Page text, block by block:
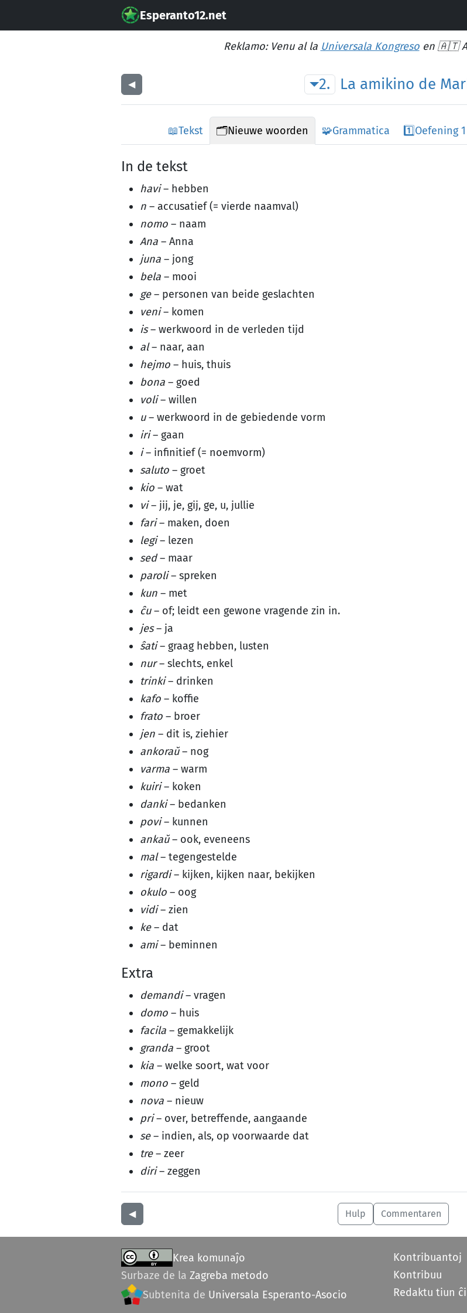
Esperanto12.net
Reklamo: Venu al la Universala Kongresoen 🇦🇹
◀︎ 2. La amikino de
📖Tekst 🗂️Nieuwe woorden 🧩Grammatica 1️⃣Oefening 1
In de tekst
havi– hebben
n – accusatief (= vierde naamval)
nomo – naam
Ana – Anna
juna – jong
bela – mooi
ge– personen van beide geslachten
veni– komen
is– werkwoord in de verleden tijd
al– naar, aan
hejmo – huis, thuis
bona – goed
voli– willen
u– werkwoord in de gebiedende vorm
iri– gaan
i– infinitief (= noemvorm)
saluto – groet
kio – wat
vi– jij, je, gij, ge, u, jullie
fari– maken, doen
legi– lezen
sed– maar
paroli– spreken
kun – met
ĉu– of; leidt een gewone vragende zin in.
jes– ja
ŝati– graag hebben, lusten
nur– slechts, enkel
trinki– drinken
kafo – koffie
frato – broer
jen – dit is, ziehier
ankoraŭ– nog
varma – warm
kuiri– koken
danki– bedanken
povi– kunnen
ankaŭ– ook, eveneens
mal– tegengestelde
rigardi– kijken, kijken naar, bekijken
okulo – oog
vidi– zien
ke– dat
ami– beminnen
Extra
demandi– vragen
domo – huis
facila – gemakkelijk
granda – groot
kia – welke soort, wat voor
mono – geld
nova – nieuw
pri– over, betreffende, aangaande
se– indien, als, op voorwaarde dat
tre– zeer
diri– zeggen
◀︎ Hulp Commentaren
Krea komunaĵo
Surbaze de la Zagreba metodo
Subtenita de Universala Esperanto-Asocio
Kontribuantoj
Kontribuu
Redaktu tiun